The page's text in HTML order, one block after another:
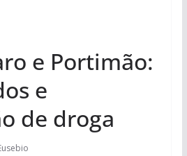
e Portimão:
e
de droga